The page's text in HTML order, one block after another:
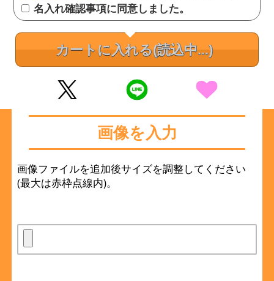
名入れ確認事項に同意しました。
カートに入れる(読込中...)
画像を入力
画像ファイルを追加後サイズを調整してください
(最大は赤枠点線内)。